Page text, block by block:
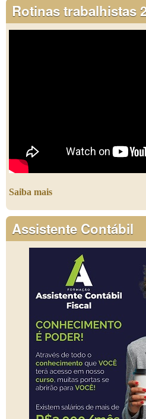
Rotinas trabalhistas
Saiba mais
Assistente Contábil